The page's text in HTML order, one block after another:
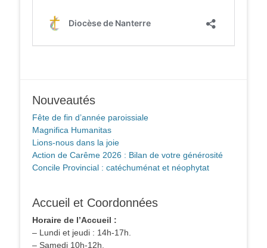
Nouveautés
Fête de fin d’année paroissiale
Magnifica Humanitas
Lions-nous dans la joie
Action de Carême 2026 : Bilan de votre générosité
Concile Provincial : catéchuménat et néophytat
Accueil et Coordonnées
Horaire de l’Accueil :
– Lundi et jeudi : 14h-17h.
– Samedi 10h-12h.